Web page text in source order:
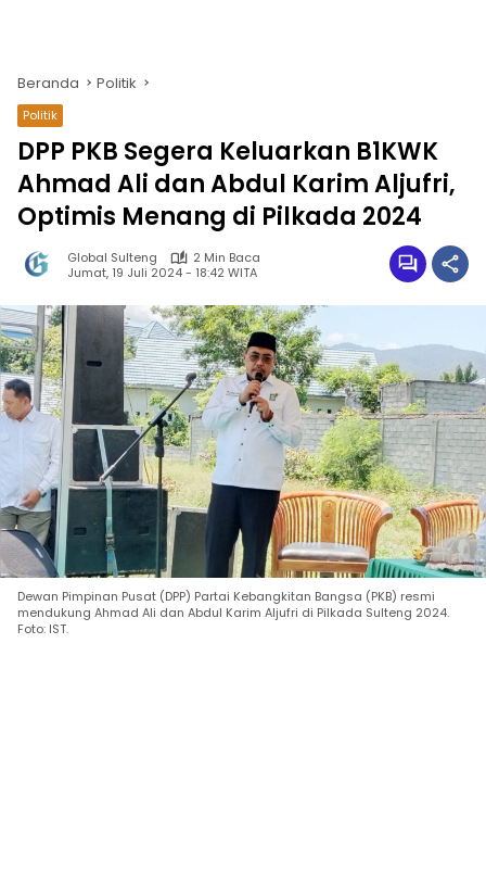
Beranda Politik
Politik
DPP PKB Segera Keluarkan B1KWK
Ahmad Ali dan Abdul Karim Aljufri,
Optimis Menang di Pilkada 2024
Global Sulteng
2 Min Baca
Jumat, 19 Juli 2024 - 18:42 WITA
Dewan Pimpinan Pusat (DPP) Partai Kebangkitan Bangsa (PKB) resmi
mendukung Ahmad Ali dan Abdul Karim Aljufri di Pilkada Sulteng 2024.
Foto: IST.